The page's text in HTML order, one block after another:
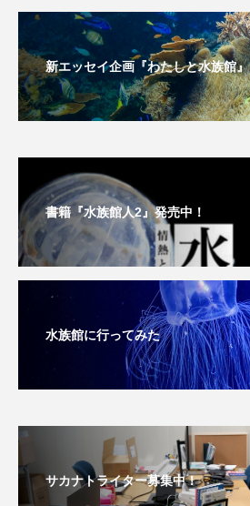
新エッセイ企画『わたしと水族館』
書籍『水族館人2』発売中！
水族館に行ってみた
サカナトライター募集中！